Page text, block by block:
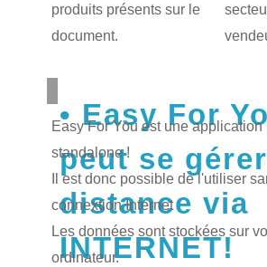
produits présents sur le
document.
Easy For
peut se
distance via
INTERNET!
Easy For You est une
standalone !
Il est donc possible de l'utiliser
connextion Internet
Les données sont stockées sur
ordinateur.